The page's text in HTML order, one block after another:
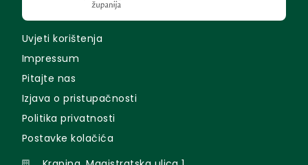
Uvjeti korištenja
Impressum
Pitajte nas
Izjava o pristupačnosti
Politika privatnosti
Postavke kolačića